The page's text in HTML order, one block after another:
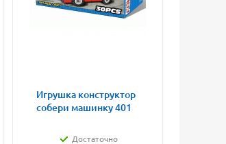
Игрушка конструктор
собери машинку 401
Достаточно